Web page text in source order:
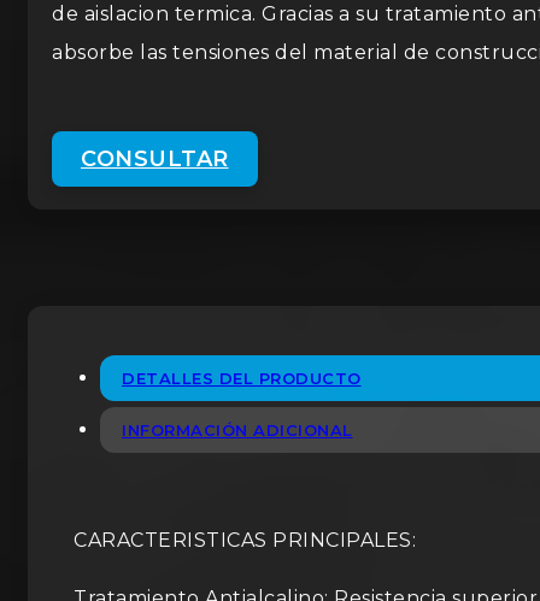
de aislacion termica. Gracias a su tratamiento
absorbe las tensiones del material de
CONSULTAR
DETALLES DEL PRODUCTO
INFORMACIÓN ADICIONAL
CARACTERISTICAS PRINCIPALES: